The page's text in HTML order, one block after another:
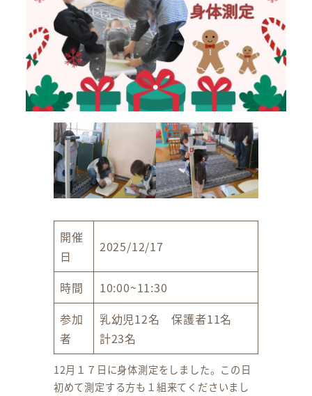
開催
日
2025/12/17
時間
10:00~11:30
参加
者
乳幼児12名 保護者11名
計23名
12月１７日に身体測定をしました。この日
初めて測定する方も１組来てくださいまし